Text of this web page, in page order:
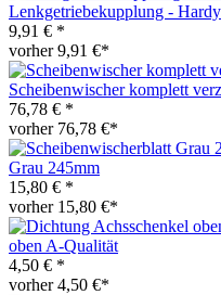
Lenkgetriebekupplung -
9,91 € *
vorher 9,91 €*
Scheibenwischer komplett
76,78 € *
vorher 76,78 €*
Grau 245mm
15,80 € *
vorher 15,80 €*
oben A-Qualität
4,50 € *
vorher 4,50 €*